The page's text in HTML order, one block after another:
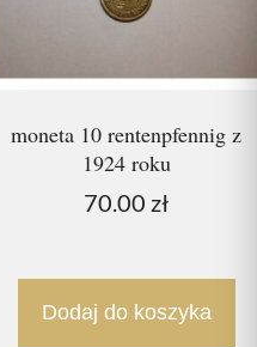
moneta 10 rentenpfennig z
1924 roku
70.00 zł
Dodaj do koszyka